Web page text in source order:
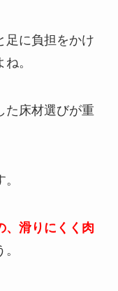
足に負担をかけ
。
た床材選びが重
、滑りにくく肉